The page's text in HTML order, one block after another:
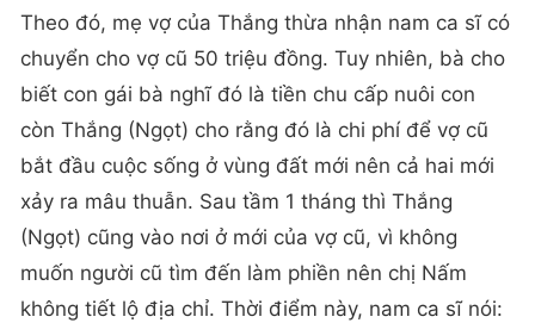
Theo đó, mẹ vợ của Thắng thừa nhận nam ca sĩ có
chuyển cho vợ cũ 50 triệu đồng. Tuy nhiên, bà cho
biết con gái bà nghĩ đó là tiền chu cấp nuôi con
còn Thắng (Ngọt) cho rằng đó là chi phí để vợ cũ
bắt đầu cuộc sống ở vùng đất mới nên cả hai mới
xảy ra mâu thuẫn. Sau tầm 1 tháng thì Thắng
(Ngọt) cũng vào nơi ở mới của vợ cũ, vì không
muốn người cũ tìm đến làm phiền nên chị Nấm
không tiết lộ địa chỉ. Thời điểm này, nam ca sĩ nói: